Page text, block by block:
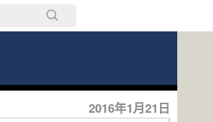
2016年1月21日